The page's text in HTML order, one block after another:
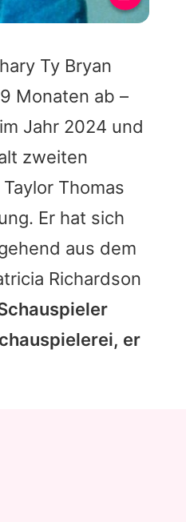
Ty Bryan
Monaten ab –
Jahr 2024 und
zweiten
Thomas
Er hat sich
aus dem
Richardson
er